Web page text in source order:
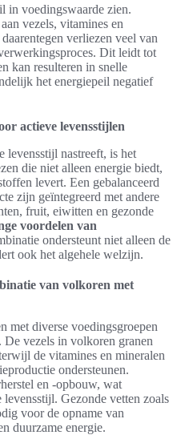
in voedingswaarde zien.
vezels, vitamines en
verliezen veel van
Dit leidt tot
kan resulteren in snelle
het energiepeil negatief
actieve levensstijlen
levensstijl nastreeft, is het
die niet alleen energie biedt,
levert. Een gebalanceerd
zijn geïntegreerd met andere
fruit, eiwitten en gezonde
voordelen van
ondersteunt niet alleen de
ook het algehele welzijn.
van volkoren met
met diverse voedingsgroepen
vezels in volkoren granen
de vitamines en mineralen
ondersteunen.
en -opbouw, wat
levensstijl. Gezonde vetten zoals
voor de opname van
duurzame energie.